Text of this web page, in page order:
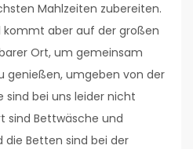
Mahlzeiten zubereiten.
kommt aber auf der großen
Ort, um gemeinsam
genießen, umgeben von der
sind bei uns leider nicht
sind Bettwäsche und
die Betten sind bei der